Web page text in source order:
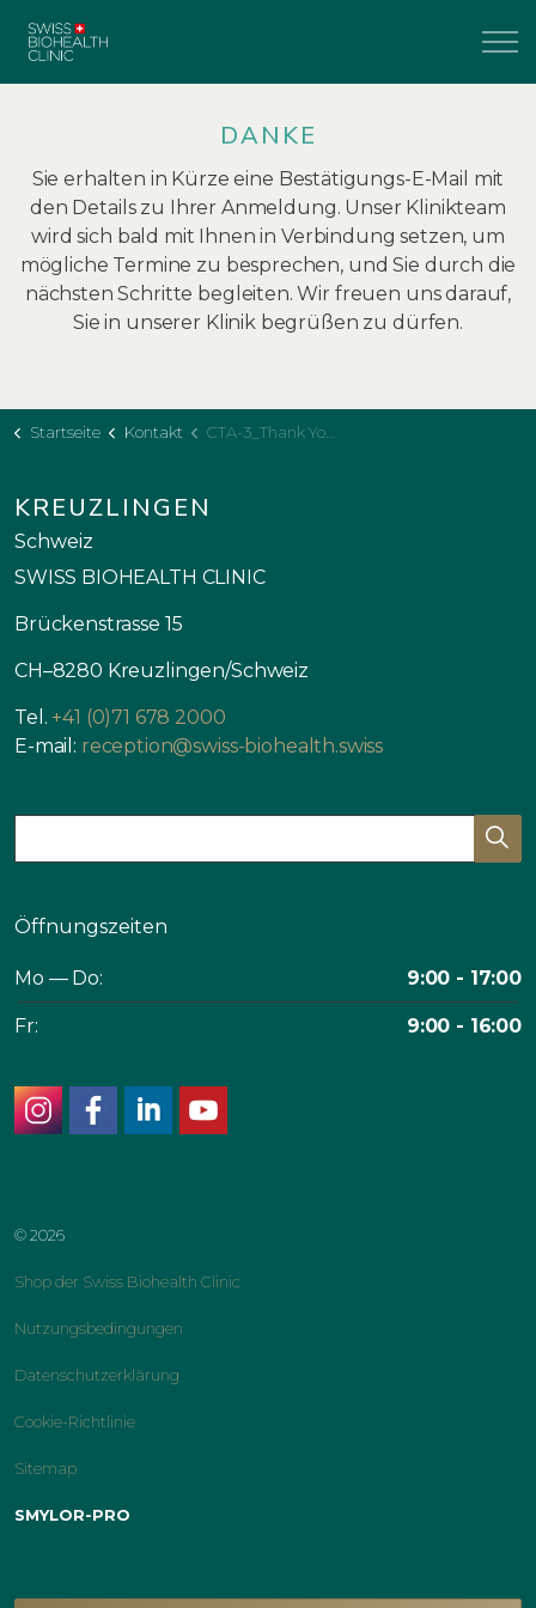
DANKE
Sie erhalten in Kürze eine Bestätigungs-E-Mail mit
den Details zu Ihrer Anmeldung. Unser Klinikteam
wird sich bald mit Ihnen in Verbindung setzen, um
mögliche Termine zu besprechen, und Sie durch die
nächsten Schritte begleiten. Wir freuen uns darauf,
Sie in unserer Klinik begrüßen zu dürfen.
Startseite Kontakt CTA-3_Thank You Page
KREUZLINGEN
Schweiz
SWISS BIOHEALTH CLINIC
Brückenstrasse 15
CH–8280 Kreuzlingen/Schweiz
Tel. +41 (0)71 678 2000
E-mail: reception@swiss-biohealth.swiss
Öffnungszeiten
Mo — Do: 9:00 - 17:00
Fr: 9:00 - 16:00
© 2026
Shop der Swiss Biohealth Clinic
Nutzungsbedingungen
Datenschutzerklärung
Cookie-Richtlinie
Sitemap
SMYLOR-PRO